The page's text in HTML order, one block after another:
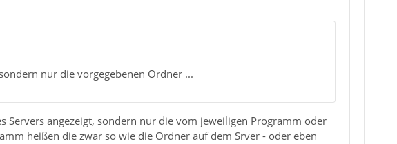
nur die vorgegebenen Ordner ...
Servers angezeigt, sondern nur die vom jeweiligen Programm oder
heißen die zwar so wie die Ordner auf dem Srver - oder eben